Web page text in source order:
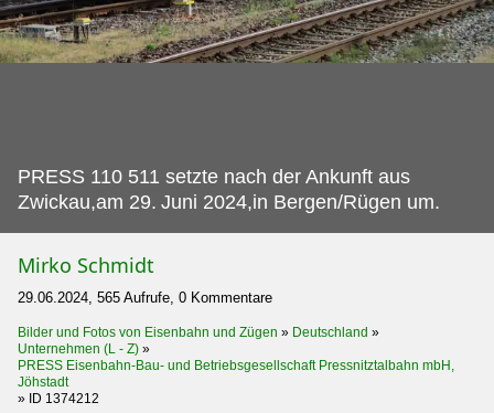
PRESS 110 511 setzte nach der Ankunft aus
Zwickau,am 29. Juni 2024,in Bergen/Rügen um.
Mirko Schmidt
29.06.2024, 565 Aufrufe, 0 Kommentare
Bilder und Fotos von Eisenbahn und Zügen » Deutschland »
Unternehmen (L - Z) »
PRESS Eisenbahn-Bau- und Betriebsgesellschaft Pressnitztalbahn mbH,
Jöhstadt
» ID 1374212